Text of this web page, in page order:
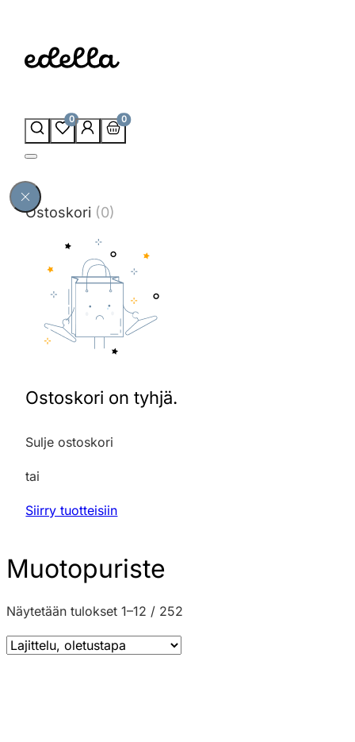
0 0
Ostoskori (0)
Ostoskori on tyhjä.
Sulje ostoskori
tai
Siirry tuotteisiin
Muotopuriste
Näytetään tulokset 1–12 / 252